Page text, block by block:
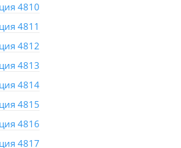
4810
4811
4812
4813
4814
4815
4816
4817